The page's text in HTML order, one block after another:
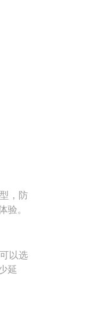
，防
。
以选
延